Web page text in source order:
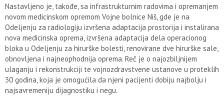
Nastavljeno je, takođe, sa infrastrukturnim radovima i opremanjem
novom medicinskom opremom Vojne bolnice Niš, gde je na
Odeljenju za radiologiju izvršena adaptacija prostorija i instalirana
nova medicinska oprema, izvršena adaptacija dela operacionog
bloka u Odeljenju za hirurške bolesti, renovirane dve hirurške sale,
obnovljena i najneophodnija oprema. Reč je o najozbiljnijem
ulaganju i rekonstrukciji te vojnozdravstvene ustanove u proteklih
30 godina, koja je omogućila da njeni pacijenti dobiju najbolju i
najsavremeniju dijagnostiku i negu.